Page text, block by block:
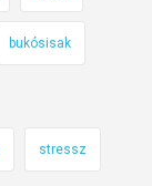
bukósisak
stressz